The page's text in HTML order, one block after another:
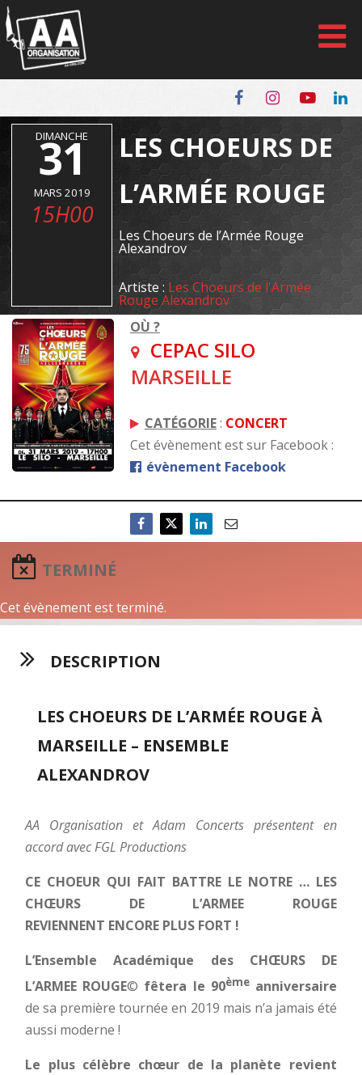
Panneau de gestion des cookies
DIMANCHE
31
MARS 2019
15H00
LES CHOEURS DE
L’ARMÉE ROUGE
Les Choeurs de l’Armée Rouge
Alexandrov
Artiste : Les Choeurs de l'Armée
Rouge Alexandrov
OÙ ?
CEPAC SILO
MARSEILLE
CATÉGORIE: CONCERT
Cet évènement est sur Facebook :
évènement Facebook
TERMINÉ
Cet évènement est terminé.
DESCRIPTION
LES CHOEURS DE L’ARMÉE ROUGE À
MARSEILLE – ENSEMBLE
ALEXANDROV
AA Organisation et Adam Concerts présentent en
accord avec FGL Productions
CE CHOEUR QUI FAIT BATTRE LE NOTRE … LES
CHŒURS DE L’ARMEE ROUGE
REVIENNENT ENCORE PLUS FORT !
L’Ensemble Académique des CHŒURS DE
L’ARMEE ROUGE© fêtera le 90èmeanniversaire
de sa première tournée en 2019 mais n’a jamais été
aussi moderne !
Le plus célèbre chœur de la planète revient